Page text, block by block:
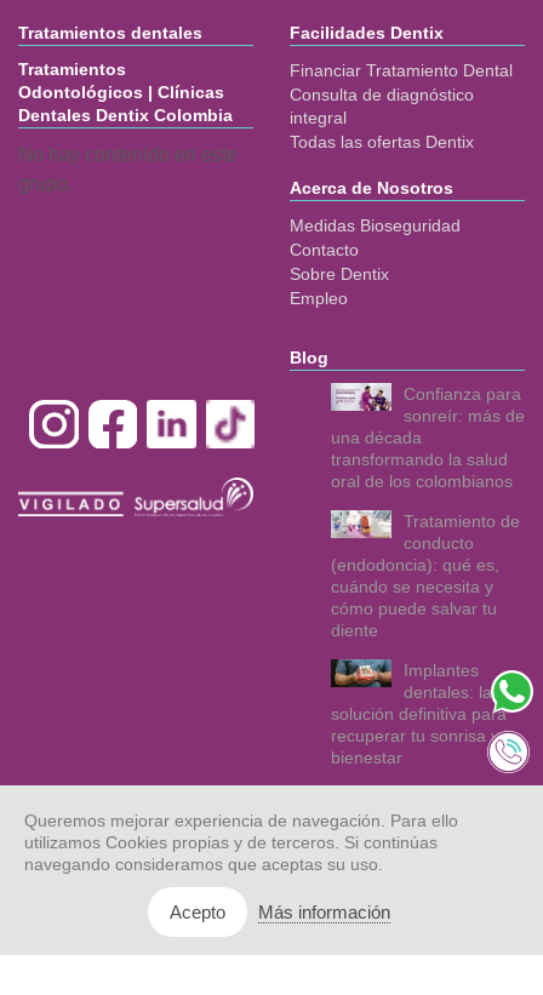
Tratamientos dentales
Tratamientos
Odontológicos | Clínicas
Dentales Dentix Colombia
No hay contenido en este
grupo.
Facilidades Dentix
Financiar Tratamiento Dental
Consulta de diagnóstico
integral
Todas las ofertas Dentix
Acerca de Nosotros
Medidas Bioseguridad
Contacto
Sobre Dentix
Empleo
Blog
Confianza para
sonreír: más de
una década
transformando la salud
oral de los colombianos
Tratamiento de
conducto
(endodoncia): qué es,
cuándo se necesita y
cómo puede salvar tu
diente
Implantes
dentales: la
solución definitiva para
recuperar tu sonrisa y tu
bienestar
reservados.
Mapa web Aviso legal
Queremos mejorar experiencia de navegación. Para ello
utilizamos Cookies propias y de terceros. Si continúas
navegando consideramos que aceptas su uso.
Acepto Más información